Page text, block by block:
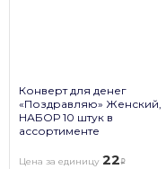
Конверт для денег
«Поздравляю» Женский,
НАБОР 10 штук в
ассортименте
Цена за единицу 22